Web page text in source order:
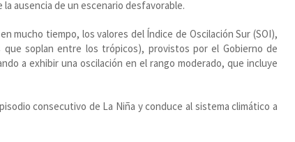
ausencia de un escenario desfavorable.
mucho tiempo, los valores del Índice de Oscilación Sur (SOI),
soplan entre los trópicos), provistos por el Gobierno de
a exhibir una oscilación en el rango moderado, que incluye
consecutivo de La Niña y conduce al sistema climático a